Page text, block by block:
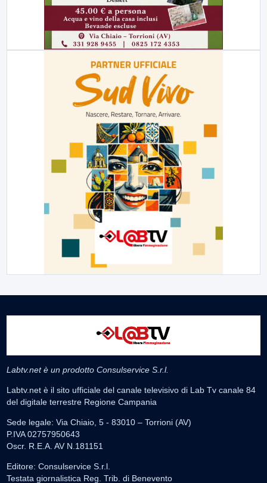
Labtv.net è un prodotto Consulservice S.r.l.
Labtv.net è il sito ufficiale del canale televisivo di Lab Tv canale 84
del digitale terrestre Regione Campania
Sede legale: Via Chiaio, 5 - 83010 – Torrioni (AV)
P.IVA 02757950643
Oscr. R.E.A. AV N.181151
Editore: Consulservice S.r.l.
Testata giornalistica Reg. Trib. di Benevento